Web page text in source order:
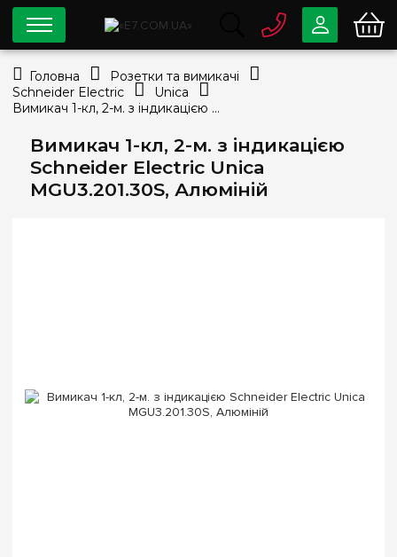
Вимикач 1-кл, 2-м. з індикацією
Schneider Electric Unica
MGU3.201.30S, Алюміній
0 80033-63-07
info@e7.com.ua
334-79-78
Viber Telegram
Головна
Розетки та вимикачі
Schneider Electric
Unica
Вимикач 1-кл, 2-м. з індикацією Schneider Electric Unica MGU3.201.30S, Алюміній